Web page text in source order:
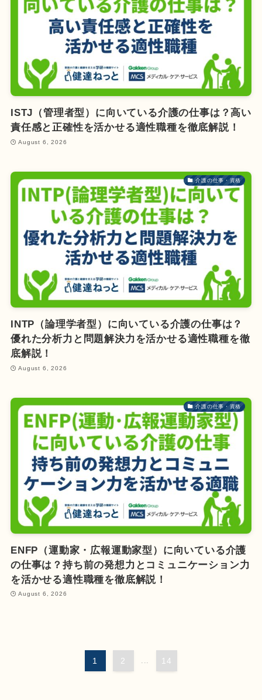
ISTJ（管理者型）に向いている介護の仕事は？高い
責任感と正確性を活かせる適性職種を徹底解説！
August 6, 2026
介護の仕事・資格
INTP（論理学者型）に向いている介護の仕事は？
優れた分析力と問題解決力を活かせる適性職種を徹
底解説！
August 6, 2026
介護の仕事・資格
ENFP（運動家・広報運動家型）に向いている介護
の仕事は？持ち前の発想力とコミュニケーション力
を活かせる適性職種を徹底解説！
August 6, 2026
1 2 14